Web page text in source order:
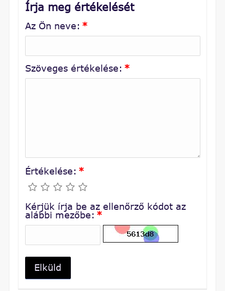
Írja meg értékelését
Az Ön neve: *
Szöveges értékelése: *
Értékelése: *
Kérjük írja be az ellenőrző kódot az
alábbi mezőbe: *
Elküld